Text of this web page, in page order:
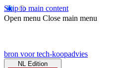
Skip to main content
Open menu Close main menu
bron voor tech-koopadvies
NL Edition